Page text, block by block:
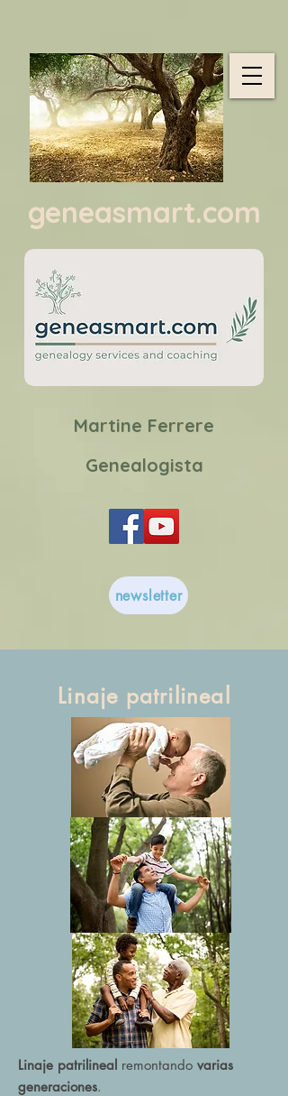
geneasmart.com
Martine Ferrere
Genealogista
newsletter
Linaje patrilineal
Linaje patrilineal remontando varias
generaciones.